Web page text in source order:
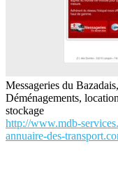
Messageries du
Déménagements,
stockage
http://www.mdb-
annuaire-des-